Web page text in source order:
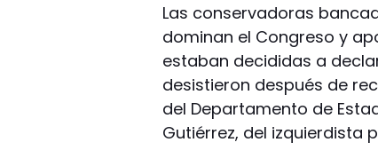
Las conservadoras
dominan el Congreso y
estaban decididas a
desistieron después de
del Departamento de
Gutiérrez, del izquierdista